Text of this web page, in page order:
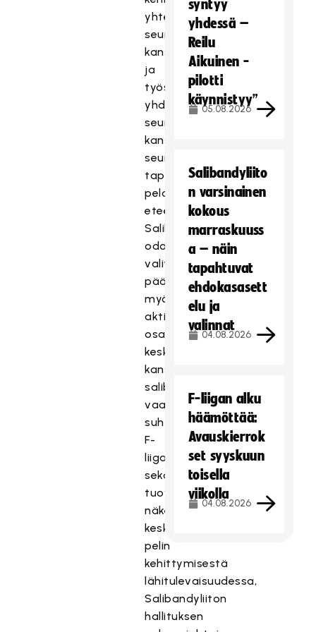
yhteistyötä
seurojen
kanssa
ja
työskentelevän
yhdessä
seurojen
kanssa
seuroissa
tapahtuvan
pelaajakehityksen
eteen.
Salibandyliitto
odottaa
valittavalta
päävalmentajalta
myös
aktiivista
osallistumista
keskusteluun
kansainvälisen
salibandyn
vaatimustason
suhteesta
F-
liigaan
sekä
tuovan
näkemyksiään
keskusteluun
pelin
kehittymisestä
lähitulevaisuudessa,
Salibandyliiton
hallituksen
syntyy
yhdessä –
Reilu
Aikuinen -
pilotti
käynnistyy”
05.08.2026
Salibandyliito
n varsinainen
kokous
marraskuuss
a – näin
tapahtuvat
ehdokasasett
elu ja
valinnat
04.08.2026
F-liigan alku
häämöttää:
Avauskierrok
set syyskuun
toisella
viikolla
04.08.2026